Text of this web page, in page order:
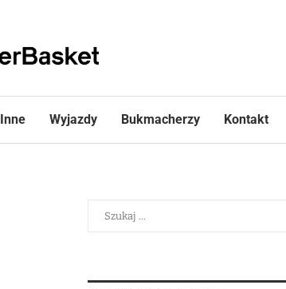
Inne Wyjazdy Bukmacherzy Kontakt